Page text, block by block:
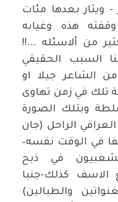
- ويثار بعدها مئات
هذه وغيابه
من ألاسئله ...!!
السبب الحقيقي
الشاعر جيلا او
تلك في زمن تهاوى
وبتلك الصورة
الراحل (جان
في الوقت نفسه–
في ذبح
الاسف كذلك-جنبا
والطبالين)